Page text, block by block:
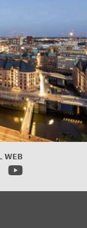
WEB